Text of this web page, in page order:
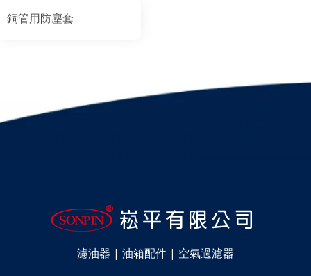
銅管用防塵套
濾油器 | 油箱配件 | 空氣過濾器